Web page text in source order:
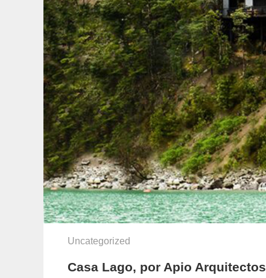
Uncategorized
Casa Lago, por Apio Arquitectos